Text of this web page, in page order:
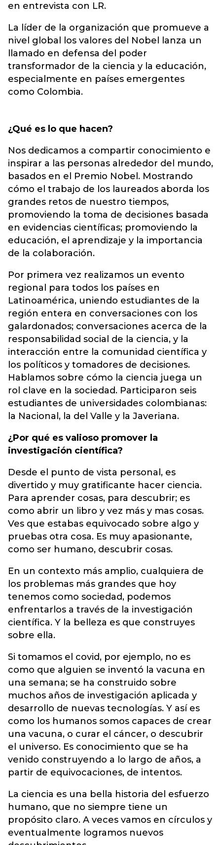
en entrevista con LR.
La líder de la organización que promueve a
nivel global los valores del Nobel lanza un
llamado en defensa del poder
transformador de la ciencia y la educación,
especialmente en países emergentes
como Colombia.
¿Qué es lo que hacen?
Nos dedicamos a compartir conocimiento e
inspirar a las personas alrededor del mundo,
basados en el Premio Nobel. Mostrando
cómo el trabajo de los laureados aborda los
grandes retos de nuestro tiempos,
promoviendo la toma de decisiones basada
en evidencias científicas; promoviendo la
educación, el aprendizaje y la importancia
de la colaboración.
Por primera vez realizamos un evento
regional para todos los países en
Latinoamérica, uniendo estudiantes de la
región entera en conversaciones con los
galardonados; conversaciones acerca de la
responsabilidad social de la ciencia, y la
interacción entre la comunidad científica y
los políticos y tomadores de decisiones.
Hablamos sobre cómo la ciencia juega un
rol clave en la sociedad. Participaron seis
estudiantes de universidades colombianas:
la Nacional, la del Valle y la Javeriana.
¿Por qué es valioso promover la
investigación científica?
Desde el punto de vista personal, es
divertido y muy gratificante hacer ciencia.
Para aprender cosas, para descubrir; es
como abrir un libro y vez más y mas cosas.
Ves que estabas equivocado sobre algo y
pruebas otra cosa. Es muy apasionante,
como ser humano, descubrir cosas.
En un contexto más amplio, cualquiera de
los problemas más grandes que hoy
tenemos como sociedad, podemos
enfrentarlos a través de la investigación
científica. Y la belleza es que construyes
sobre ella.
Si tomamos el covid, por ejemplo, no es
como que alguien se inventó la vacuna en
una semana; se ha construido sobre
muchos años de investigación aplicada y
desarrollo de nuevas tecnologías. Y así es
como los humanos somos capaces de crear
una vacuna, o curar el cáncer, o descubrir
el universo. Es conocimiento que se ha
venido construyendo a lo largo de años, a
partir de equivocaciones, de intentos.
La ciencia es una bella historia del esfuerzo
humano, que no siempre tiene un
propósito claro. A veces vamos en círculos y
eventualmente logramos nuevos